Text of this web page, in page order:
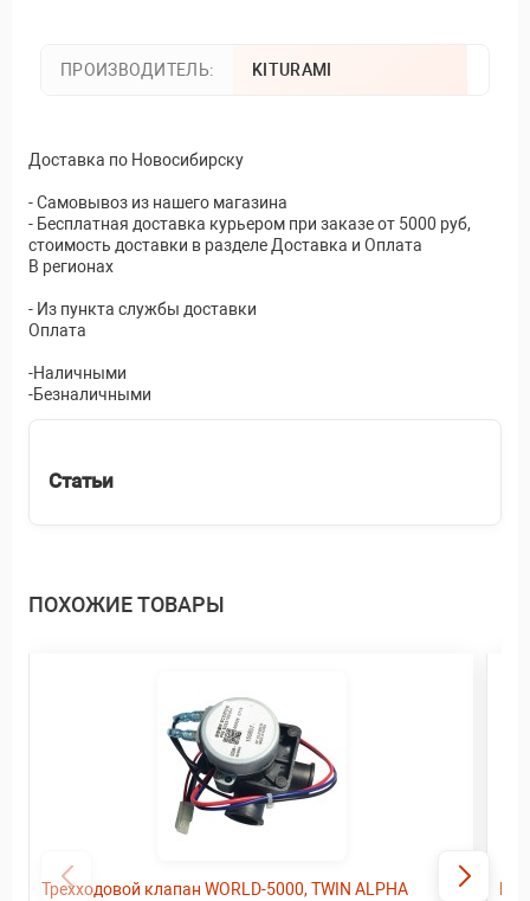
ПРОИЗВОДИТЕЛЬ: KITURAMI
Доставка по Новосибирску
- Самовывоз из нашего магазина
- Бесплатная доставка курьером при заказе от 5000 руб,
стоимость доставки в разделе Доставка и Оплата
В регионах
- Из пункта службы доставки
Оплата
-Наличными
-Безналичными
Статьи
ПОХОЖИЕ ТОВАРЫ
Трехходовой клапан WORLD-5000, TWIN ALPHA